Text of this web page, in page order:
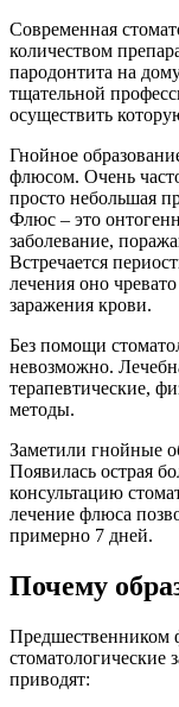
Современная
количеством
пародонтита на
тщательной
осуществить
Гнойное
флюсом. Очень
просто небольшая
Флюс – это
заболевание,
Встречается
лечения оно
заражения крови.
Без помощи
невозможно.
терапевтические,
методы.
Заметили гнойные
Появилась острая
консультацию
лечение флюса
примерно 7 дней.
Почему
Предшественником
стоматологические
приводят: